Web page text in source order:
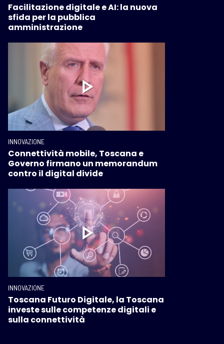
Facilitazione digitale e AI: la nuova
sfida per la pubblica
amministrazione
INNOVAZIONE
Connettività mobile, Toscana e
Governo firmano un memorandum
contro il digital divide
INNOVAZIONE
Toscana Futuro Digitale, la Toscana
investe sulle competenze digitali e
sulla connettività